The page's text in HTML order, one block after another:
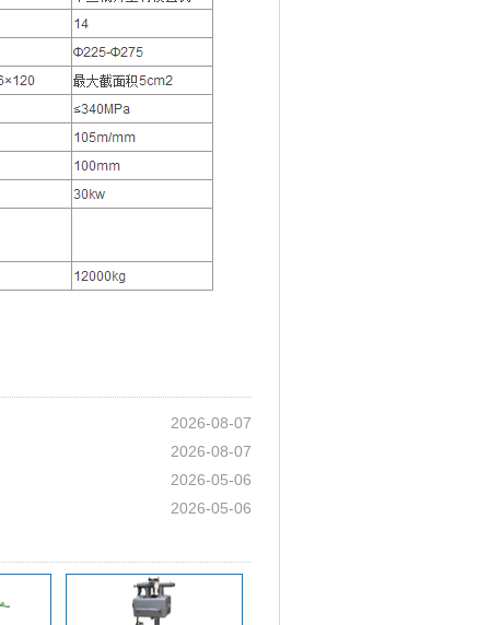
2026-08-07
2026-08-07
2026-05-06
2026-05-06